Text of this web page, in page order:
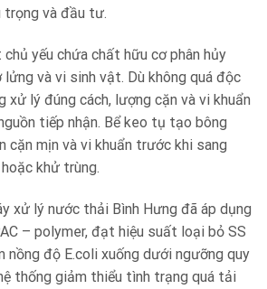
trọng và đầu tư.
yếu chứa chất hữu cơ phân hủy
lửng và vi sinh vật. Dù không quá độc
xử lý đúng cách, lượng cặn và vi khuẩn
tiếp nhận. Bể keo tụ tạo bông
cặn mịn và vi khuẩn trước khi sang
khử trùng.
xử lý nước thải Bình Hưng đã áp dụng
– polymer, đạt hiệu suất loại bỏ SS
nồng độ E.coli xuống dưới ngưỡng quy
thống giảm thiểu tình trạng quá tải